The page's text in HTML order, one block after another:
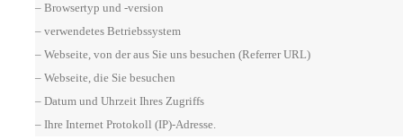
– Browsertyp und -version
– verwendetes Betriebssystem
– Webseite, von der aus Sie uns besuchen (Referrer URL)
– Webseite, die Sie besuchen
– Datum und Uhrzeit Ihres Zugriffs
– Ihre Internet Protokoll (IP)-Adresse.